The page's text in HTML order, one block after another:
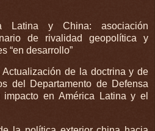
Latina y China: asociación
de rivalidad geopolítica y
“en desarrollo”
de la doctrina y de
del Departamento de Defensa
en América Latina y el